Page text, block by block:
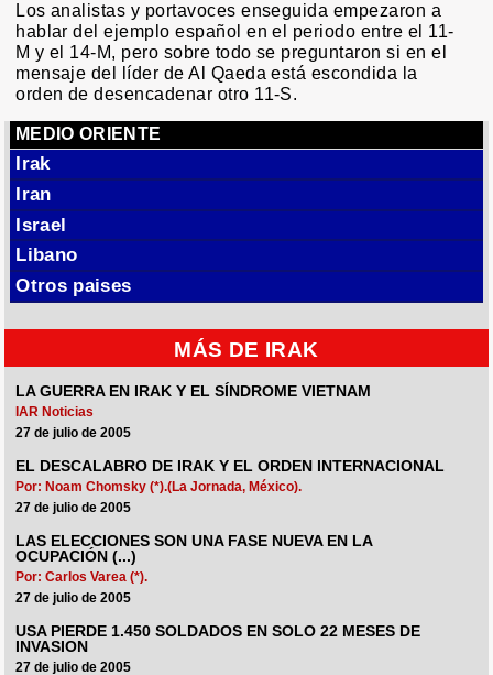
Los analistas y portavoces enseguida empezaron a
hablar del ejemplo español en el periodo entre el 11-
M y el 14-M, pero sobre todo se preguntaron si en el
mensaje del líder de Al Qaeda está escondida la
orden de desencadenar otro 11-S.
MEDIO ORIENTE
Irak
Iran
Israel
Libano
Otros paises
MÁS DE IRAK
LA GUERRA EN IRAK Y EL SÍNDROME VIETNAM
IAR Noticias
27 de julio de 2005
EL DESCALABRO DE IRAK Y EL ORDEN INTERNACIONAL
Por: Noam Chomsky (*).(La Jornada, México).
27 de julio de 2005
LAS ELECCIONES SON UNA FASE NUEVA EN LA
OCUPACIÓN (...)
Por: Carlos Varea (*).
27 de julio de 2005
USA PIERDE 1.450 SOLDADOS EN SOLO 22 MESES DE
INVASION
27 de julio de 2005